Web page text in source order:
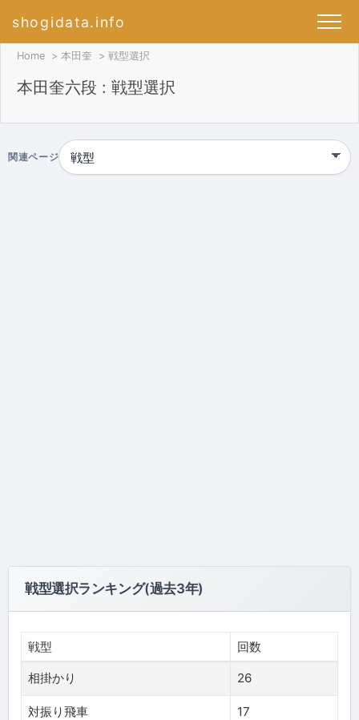
shogidata.info
Home 本田奎 戦型選択
本田奎六段 : 戦型選択
関連ページ
戦型選択ランキング(過去3年)
戦型 回数
相掛かり 26
対振り飛車 17